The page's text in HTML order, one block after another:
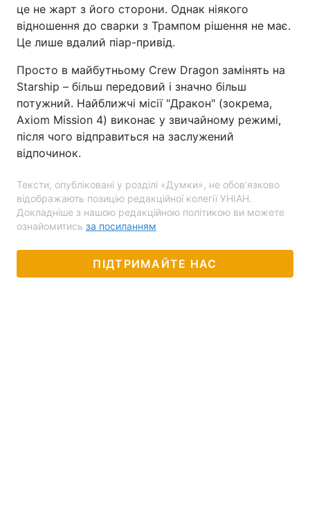
це не жарт з його сторони. Однак ніякого
відношення до сварки з Трампом рішення не має.
Це лише вдалий піар-привід.
Просто в майбутньому Crew Dragon замінять на
Starship – більш передовий і значно більш
потужний. Найближчі місії "‎Дракон"‎ (зокрема,
Axiom Mission 4) виконає у звичайному режимі,
після чого відправиться на заслужений
відпочинок.
Тексти, опубліковані у розділі «Думки», не обов’язково
відображають позицію редакційної колегії УНІАН.
Докладніше з нашою редакційною політикою ви можете
ознайомитись за посиланням
ПІДТРИМАЙТЕ НАС